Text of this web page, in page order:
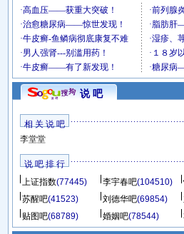
说 吧
相 关 说 吧
李堂堂
说 吧 排 行
上证指数(77445) 李宇春吧(104510)
苏醒吧(41523) 刘德华吧(69854)
贴图吧(68789) 婚姻吧(78544)